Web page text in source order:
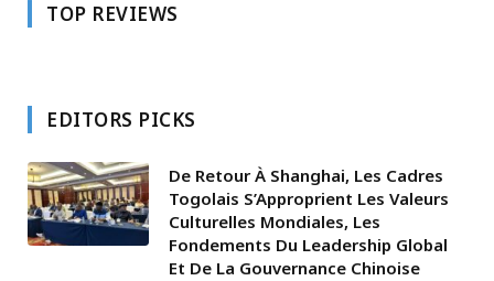
TOP REVIEWS
EDITORS PICKS
De Retour À Shanghai, Les Cadres
Togolais S’Approprient Les Valeurs
Culturelles Mondiales, Les
Fondements Du Leadership Global
Et De La Gouvernance Chinoise